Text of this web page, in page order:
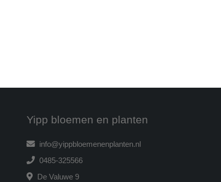
Yipp bloemen en planten
info@yippbloemenenplanten.nl
0485-325566
De Valuwe 9